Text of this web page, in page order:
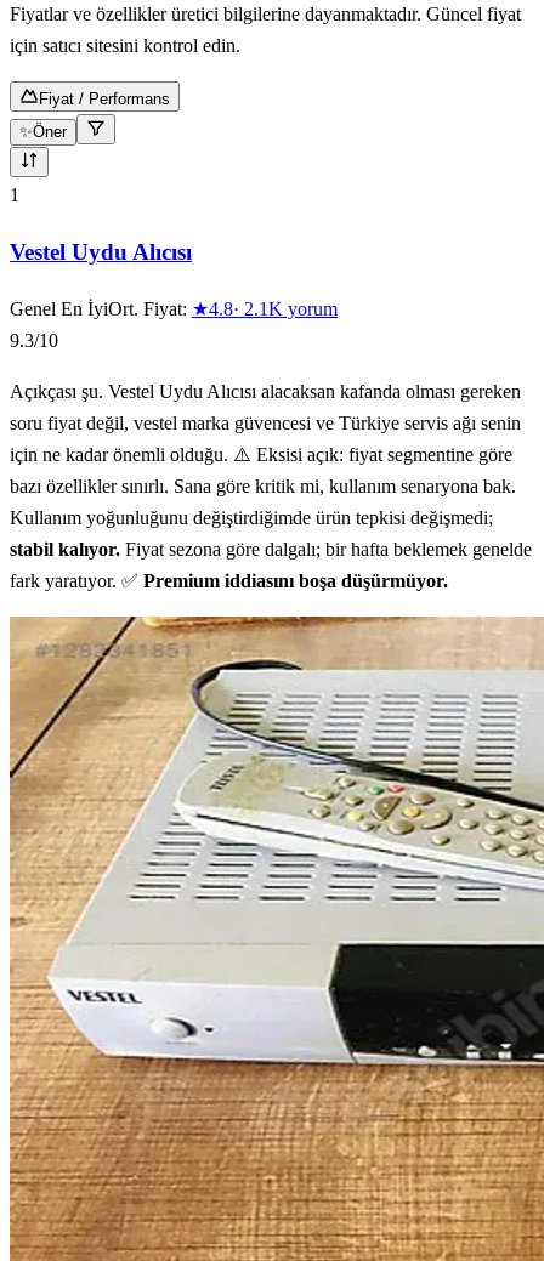
Fiyatlar ve özellikler üretici bilgilerine dayanmaktadır. Güncel fiyat
için satıcı sitesini kontrol edin.
Fiyat / Performans
✨Öner
10
1
Vestel Uydu Alıcısı
Genel En İyiOrt. Fiyat: ★4.8· 2.1K yorum
9.3/10
Açıkçası şu. Vestel Uydu Alıcısı alacaksan kafanda olması gereken
soru fiyat değil, vestel marka güvencesi ve Türkiye servis ağı senin
için ne kadar önemli olduğu. ⚠️ Eksisi açık: fiyat segmentine göre
bazı özellikler sınırlı. Sana göre kritik mi, kullanım senaryona bak.
Kullanım yoğunluğunu değiştirdiğimde ürün tepkisi değişmedi;
stabil kalıyor. Fiyat sezona göre dalgalı; bir hafta beklemek genelde
fark yaratıyor. ✅ Premium iddiasını boşa düşürmüyor.